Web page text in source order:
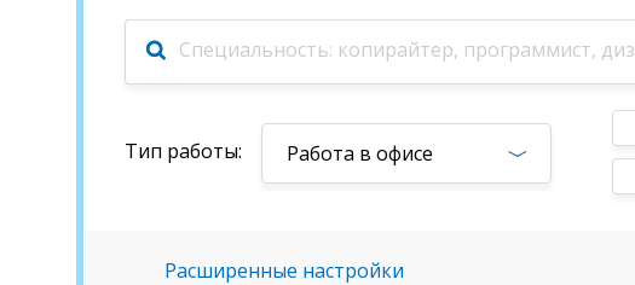
Тип работы: Работа в офисе
Расширенные настройки